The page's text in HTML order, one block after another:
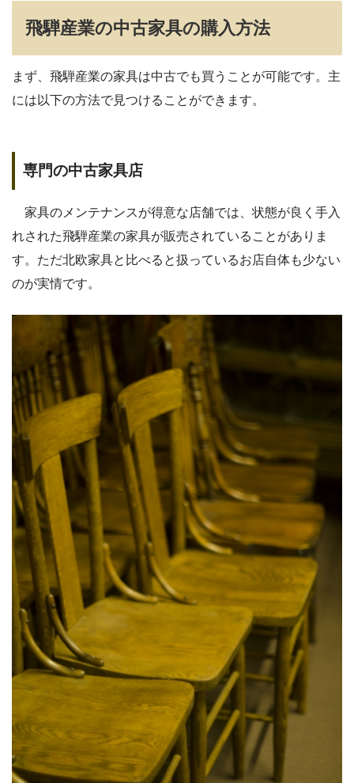
飛騨産業の中古家具の購入方法
まず、飛騨産業の家具は中古でも買うことが可能です。主
には以下の方法で見つけることができます。
専門の中古家具店
家具のメンテナンスが得意な店舗では、状態が良く手入
れされた飛騨産業の家具が販売されていることがありま
す。ただ北欧家具と比べると扱っているお店自体も少ない
のが実情です。